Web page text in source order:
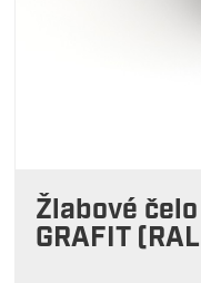
Žlabové
GRAFIT